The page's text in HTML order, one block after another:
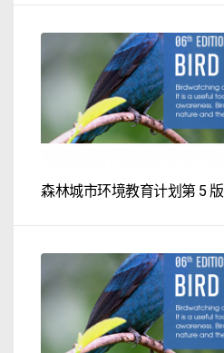
森林城市环境教育计划第 5 版